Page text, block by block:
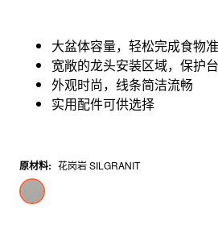
大盆体容量，轻松完成食物
宽敞的龙头安装区域，保护
外观时尚，线条简洁流畅
实用配件可供选择
原材料: 花岗岩 SILGRANIT